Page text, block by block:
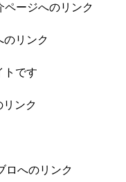
ページへのリンク
のリンク
トです
リンク
ロへのリンク